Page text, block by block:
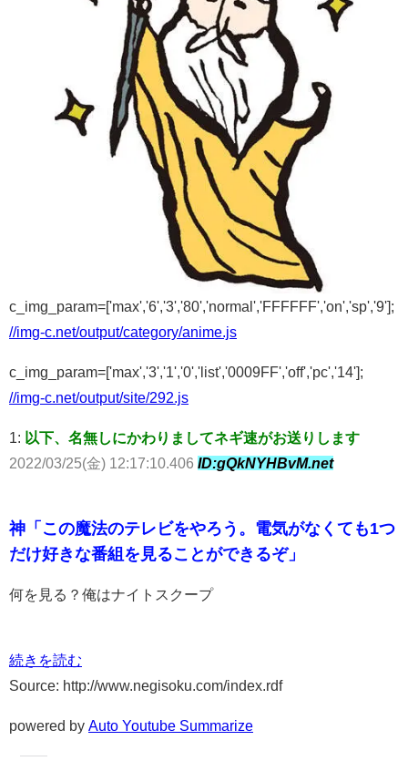
c_img_param=['max','6','3','80','normal','FFFFFF','on','sp','9'];
//img-c.net/output/category/anime.js
c_img_param=['max','3','1','0','list','0009FF','off','pc','14'];
//img-c.net/output/site/292.js
1: 以下、名無しにかわりましてネギ速がお送りします
2022/03/25(金) 12:17:10.406 ID:gQkNYHBvM.net
神「この魔法のテレビをやろう。電気がなくても1つ
だけ好きな番組を見ることができるぞ」
何を見る？俺はナイトスクープ
続きを読む
Source: http://www.negisoku.com/index.rdf
powered by Auto Youtube Summarize